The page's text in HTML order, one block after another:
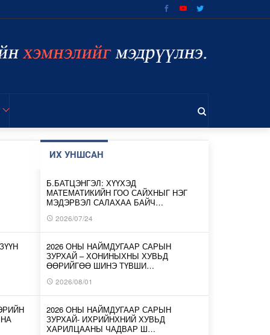
ИХ УНШСАН
Б.БАТЦЭНГЭЛ: ХҮҮХЭД
МАТЕМАТИКИЙН ГОО САЙХНЫГ НЭГ
МЭДЭРВЭЛ САЛАХАА БАЙЧ…
2026/07/24
2026 ОНЫ НАЙМДУГААР САРЫН
ЗУРХАЙ – ХОНИНЫХНЫ ХУВЬД
ӨӨРИЙГӨӨ ШИНЭ ТҮВШИ…
2026/08/01
2026 ОНЫ НАЙМДУГААР САРЫН
ЗУРХАЙ- ИХРИЙНХНИЙ ХУВЬД
ХАРИЛЦААНЫ ЧАДВАР Ш…